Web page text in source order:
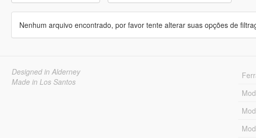
Nenhum arquivo encontrado, por favor tente alterar suas opções de
Designed in Alderney
Made in Los Santos